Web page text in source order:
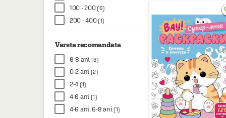
PROMOȚII ȘI SELECȚII
100 - 200 (6)
200 - 400 (1)
Varsta recomandata
6-8 ani (3)
0-2 ani (2)
2-4 (1)
4-6 ani (1)
4-6 ani, 6-8 ani (1)